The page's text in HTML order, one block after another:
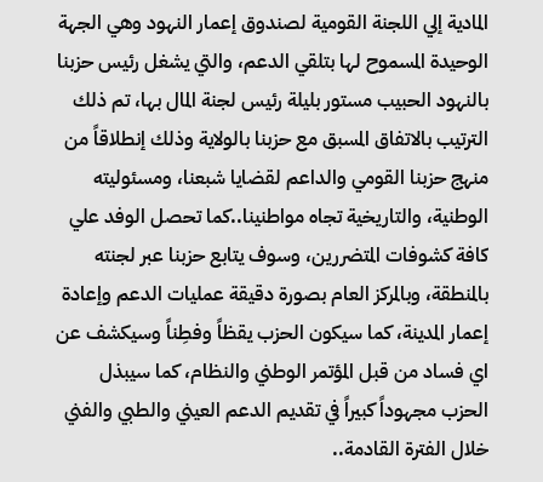
المادية إلي اللجنة القومية لصندوق إعمار النهود وهي الجهة
الوحيدة المسموح لها بتلقي الدعم، والتي يشغل رئيس حزبنا
بالنهود الحبيب مستور بليلة رئيس لجنة المال بها، تم ذلك
الترتيب بالاتفاق المسبق مع حزبنا بالولاية وذلك إنطلاقاً من
منهج حزبنا القومي والداعم لقضايا شبعنا، ومسئوليته
الوطنية، والتاريخية تجاه مواطنينا..كما تحصل الوفد علي
كافة كشوفات المتضررين، وسوف يتابع حزبنا عبر لجنته
بالمنطقة، وبالمركز العام بصورة دقيقة عمليات الدعم وإعادة
إعمار المدينة، كما سيكون الحزب يقظاً وفطِناً وسيكشف عن
اي فساد من قبل المؤتمر الوطني والنظام، كما سيبذل
الحزب مجهوداً كبيراً في تقديم الدعم العيني والطبي والفني
خلال الفترة القادمة..